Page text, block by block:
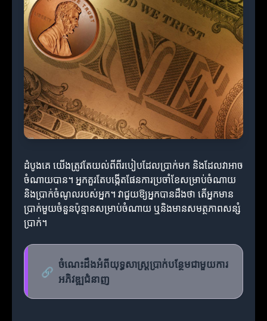
ដំបូងគេ យើងត្រូវតែយល់ពីពីរបៀបដែលប្រាក់មក និងដែលវាអាច
ចំណាយបាន។ អ្នកគួរតែបង្កើតផែនការប្រចាំខែសម្រាប់ចំណាយ
និងប្រាក់ចំណូលរបស់អ្នក។ វា​ជួយឱ្យអ្នកបានដឹងថា តើអ្នកមាន
ប្រាក់មួយចំនួនប៉ុន្មានសម្រាប់ចំណាយ ឬនិងមានសមត្ថភាពសន្សំ
ប្រាក់។
🔗
ចំណេះដឹងអំពីយុទ្ធសាស្ត្រប្រាក់បន្ថែមជាមួយការ
អភិវឌ្ឍជំនាញ